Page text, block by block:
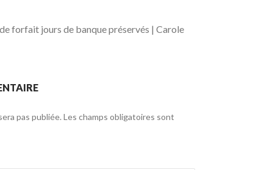
forfait jours de banque préservés | Carole
pas publiée. Les champs obligatoires sont